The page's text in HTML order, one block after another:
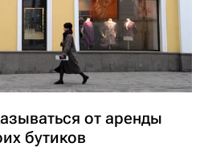
от аренды
бутиков